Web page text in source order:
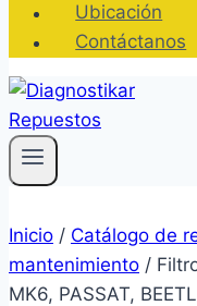
Ubicación
Contáctanos
Inicio / Catálogo de
mantenimiento /
MK6, PASSAT,